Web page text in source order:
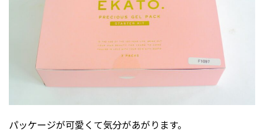
パッケージが可愛くて気分があがります。